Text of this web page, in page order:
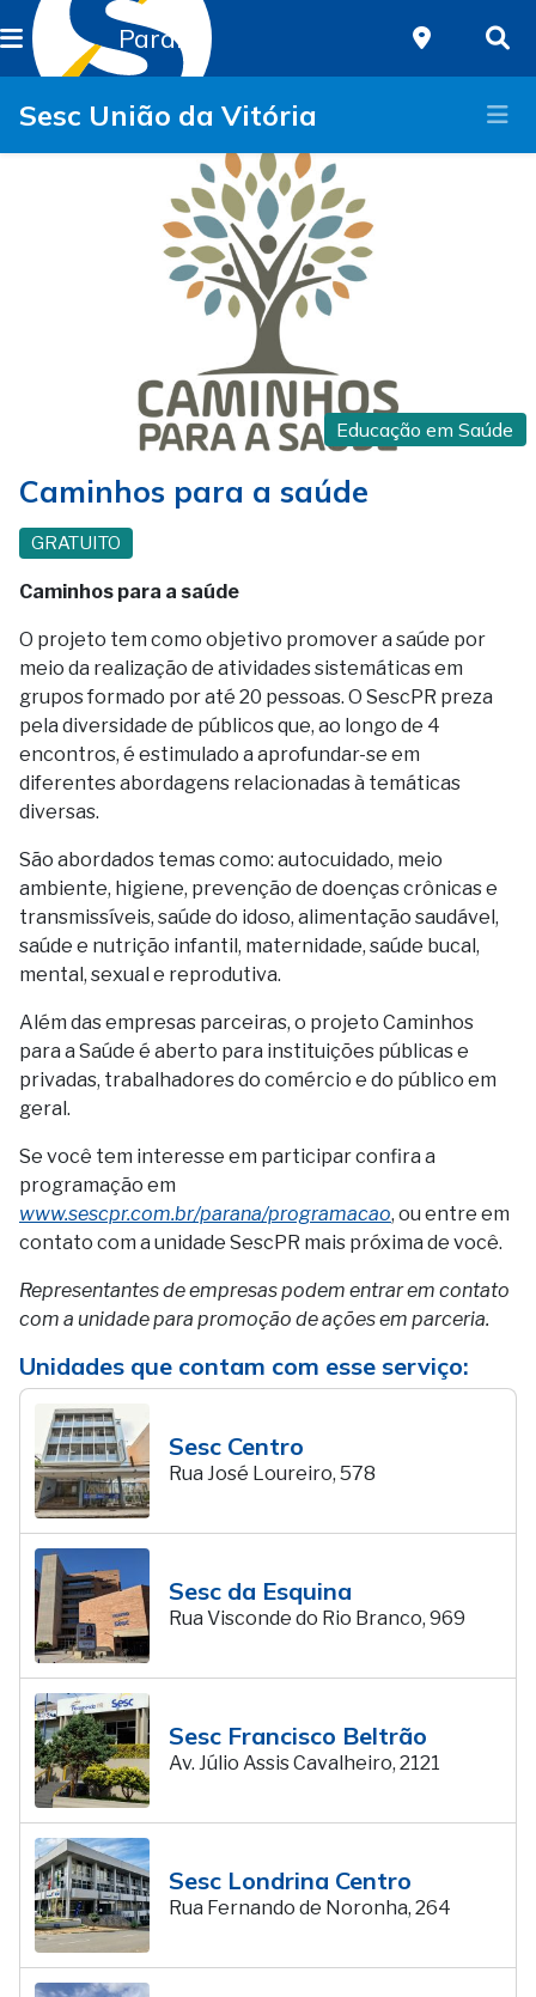
Paraná
Sesc União da Vitória
Educação em Saúde
Caminhos para a saúde
GRATUITO
Caminhos para a saúde
O projeto tem como objetivo promover a saúde por
meio da realização de atividades sistemáticas em
grupos formado por até 20 pessoas. O SescPR preza
pela diversidade de públicos que, ao longo de 4
encontros, é estimulado a aprofundar-se em
diferentes abordagens relacionadas à temáticas
diversas.
São abordados temas como: autocuidado, meio
ambiente, higiene, prevenção de doenças crônicas e
transmissíveis, saúde do idoso, alimentação saudável,
saúde e nutrição infantil, maternidade, saúde bucal,
mental, sexual e reprodutiva.
Além das empresas parceiras, o projeto Caminhos
para a Saúde é aberto para instituições públicas e
privadas, trabalhadores do comércio e do público em
geral.
Se você tem interesse em participar confira a
programação em
www.sescpr.com.br/parana/programacao, ou entre em
contato com a unidade SescPR mais próxima de você.
Representantes de empresas podem entrar em contato
com a unidade para promoção de ações em parceria.
Unidades que contam com esse serviço:
Sesc Centro
Rua José Loureiro, 578
Sesc da Esquina
Rua Visconde do Rio Branco, 969
Sesc Francisco Beltrão
Av. Júlio Assis Cavalheiro, 2121
Sesc Londrina Centro
Rua Fernando de Noronha, 264